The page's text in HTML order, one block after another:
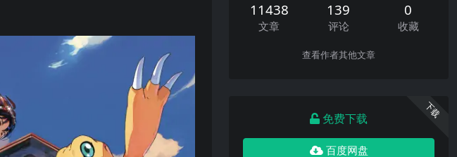
11438
文章
139
评论
0
收藏
查看作者其他文章
下载
免费下载
百度网盘